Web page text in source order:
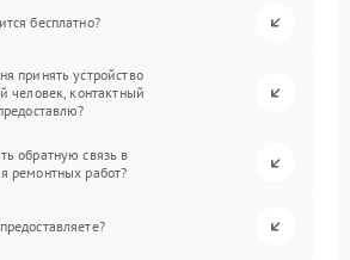
бесплатно?
принять устройство
человек, контактный
обратную связь в
ремонтных работ?